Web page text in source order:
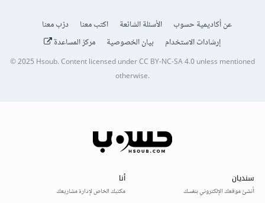
عن أكاديمية حسوب الأسئلة الشائعة اكتب معنا
درّب معنا
إرشادات الاستخدام
بيان الخصوصية مركز المساعدة
© 2025Hsoub.Content licensed underCC BY-NC-SA 4.0unless mentioned
otherwise.